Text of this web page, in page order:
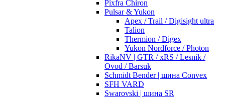
Pixfra Chiron
Pulsar & Yukon
Apex / Trail / Digisight ultra
Talion
Thermion / Digex
Yukon Nordforce / Photon
RikaNV | GTR / xRS / Lesnik /
Ovod / Barsuk
Schmidt Bender | шина Convex
SFH VARD
Swarovski | шина SR